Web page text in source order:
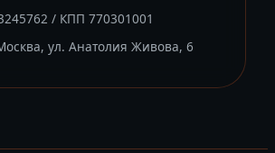
/ КПП 770301001
ул. Анатолия Живова, 6